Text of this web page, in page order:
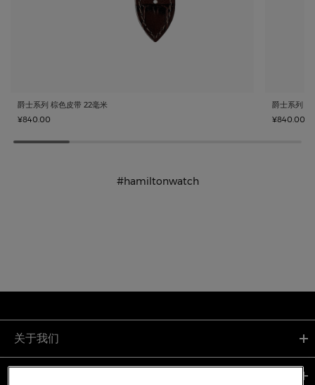
爵士系列 棕色皮带 22毫米
¥840.00
爵士系列 白
¥840.00
#hamiltonwatch
关于我们